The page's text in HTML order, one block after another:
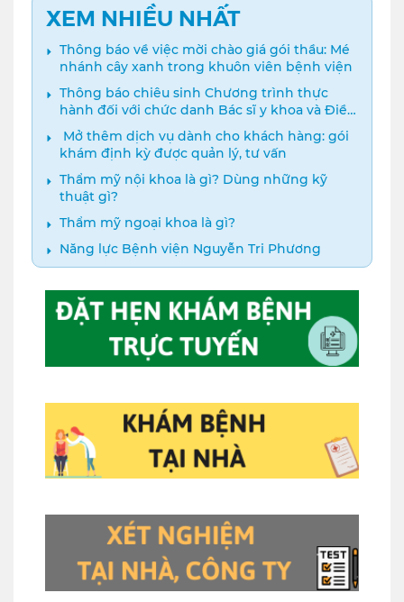
XEM NHIỀU NHẤT
Thông báo về việc mời chào giá gói thầu: Mé
nhánh cây xanh trong khuôn viên bệnh viện
Thông báo chiêu sinh Chương trình thực
hành đối với chức danh Bác sĩ y khoa và Điều
dưỡng năm 2024
️ Mở thêm dịch vụ dành cho khách hàng: gói
khám định kỳ được quản lý, tư vấn
Thẩm mỹ nội khoa là gì? Dùng những kỹ
thuật gì?
Thẩm mỹ ngoại khoa là gì?
Năng lực Bệnh viện Nguyễn Tri Phương